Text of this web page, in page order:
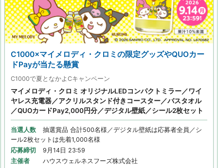
C1000×マイメロディ・クロミの限定グッズやQUOカー
ドPayが当たる懸賞
C1000で夏となかよCキャンペーン
マイメロディ・クロミ オリジナルLEDコンパクトミラー／ワイ
ヤレス充電器／アクリルスタンド付きコースター／バスタオル
／QUOカードPay2,000円分／デジタル壁紙／シール2枚セット
当選人数
抽選賞品 合計500名様／デジタル壁紙は応募者全員／シ
ール2枚セットは先着1,000名様
応募締切
9月14日 23:59
主催者
ハウスウェルネスフーズ株式会社